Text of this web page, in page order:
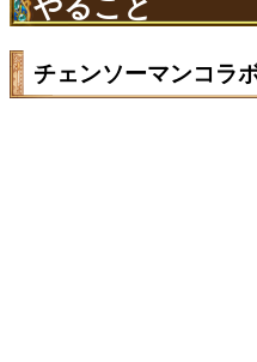
やること
チェンソーマンコラ